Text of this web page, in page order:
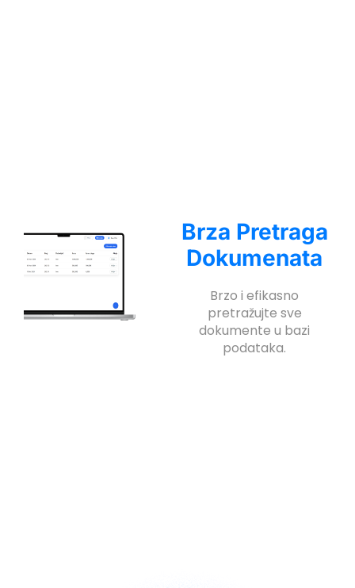
Brza Pretraga
Dokumenata
Brzo i efikasno
pretražujte sve
dokumente u bazi
podataka.